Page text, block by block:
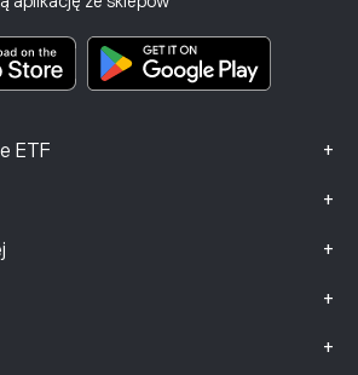
ETF +
+
+
+
+
kluczowe informacje
(klienci FCA)